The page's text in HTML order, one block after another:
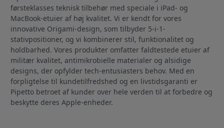
førsteklasses teknisk tilbehør med speciale i iPad- og
MacBook-etuier af høj kvalitet. Vi er kendt for vores
innovative Origami-design, som tilbyder 5-i-1-
stativpositioner, og vi kombinerer stil, funktionalitet og
holdbarhed. Vores produkter omfatter faldtestede etuier af
militær kvalitet, antimikrobielle materialer og alsidige
designs, der opfylder tech-entusiasters behov. Med en
forpligtelse til kundetilfredshed og en livstidsgaranti er
Pipetto betroet af kunder over hele verden til at forbedre og
beskytte deres Apple-enheder.